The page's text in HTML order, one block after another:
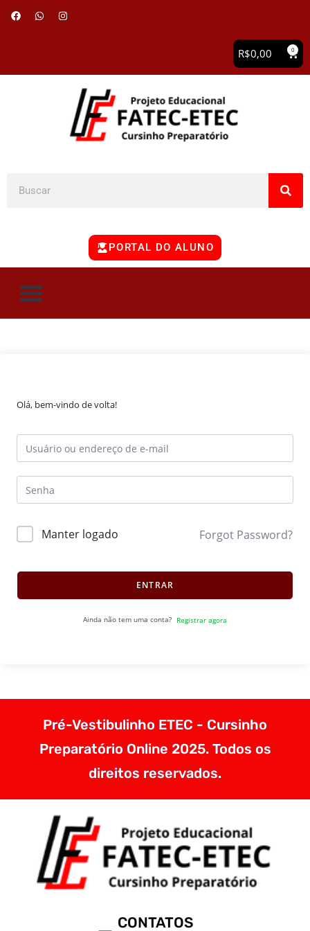
R$0,00 0
PORTAL DO ALUNO
Olá, bem-vindo de volta!
Manter logado Forgot Password?
ENTRAR
Ainda não tem uma conta? Registrar agora
Pré-Vestibulinho ETEC - Cursinho
Preparatório Online 2025. Todos os
direitos reservados.
CONTATOS